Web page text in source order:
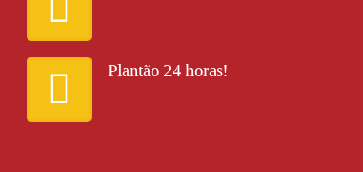
Plantão 24 horas!